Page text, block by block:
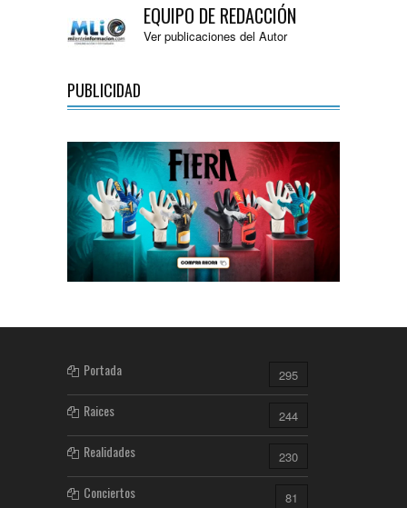
EQUIPO DE REDACCIÓN
Ver publicaciones del Autor
PUBLICIDAD
Portada 295
Raices 244
Realidades 230
Conciertos 81